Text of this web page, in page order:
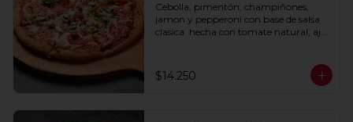
Cebolla, pimentón, champiñones,
jamon y pepperoni con base de salsa
clasica  hecha con tomate natural, ajo,
$14.250